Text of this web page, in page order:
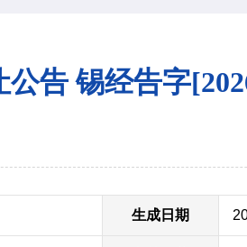
公告 锡经告字
生成日期